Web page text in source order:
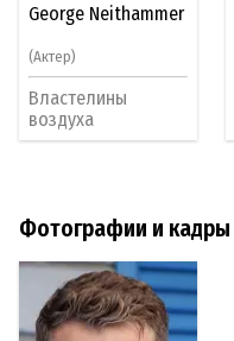
George Neithammer
(Актер)
Властелины
воздуха
Фотографии и кадры